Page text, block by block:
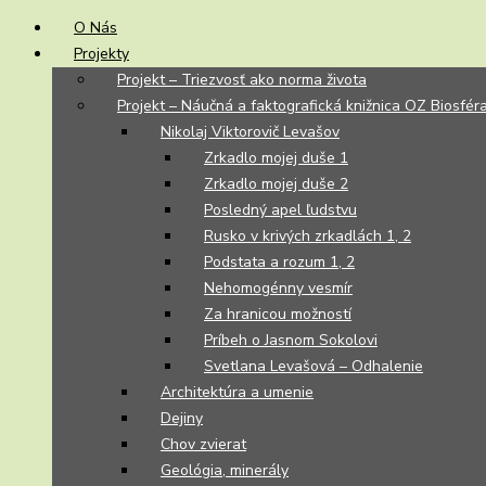
O Nás
Projekty
Projekt – Triezvosť ako norma života
Projekt – Náučná a faktografická knižnica OZ
Nikolaj Viktorovič Levašov
Zrkadlo mojej duše 1
Zrkadlo mojej duše 2
Posledný apel ľudstvu
Rusko v krivých zrkadlách 1, 2
Podstata a rozum 1, 2
Nehomogénny vesmír
Za hranicou možností
Príbeh o Jasnom Sokolovi
Svetlana Levašová – Odhalenie
Architektúra a umenie
Dejiny
Chov zvierat
Geológia, minerály